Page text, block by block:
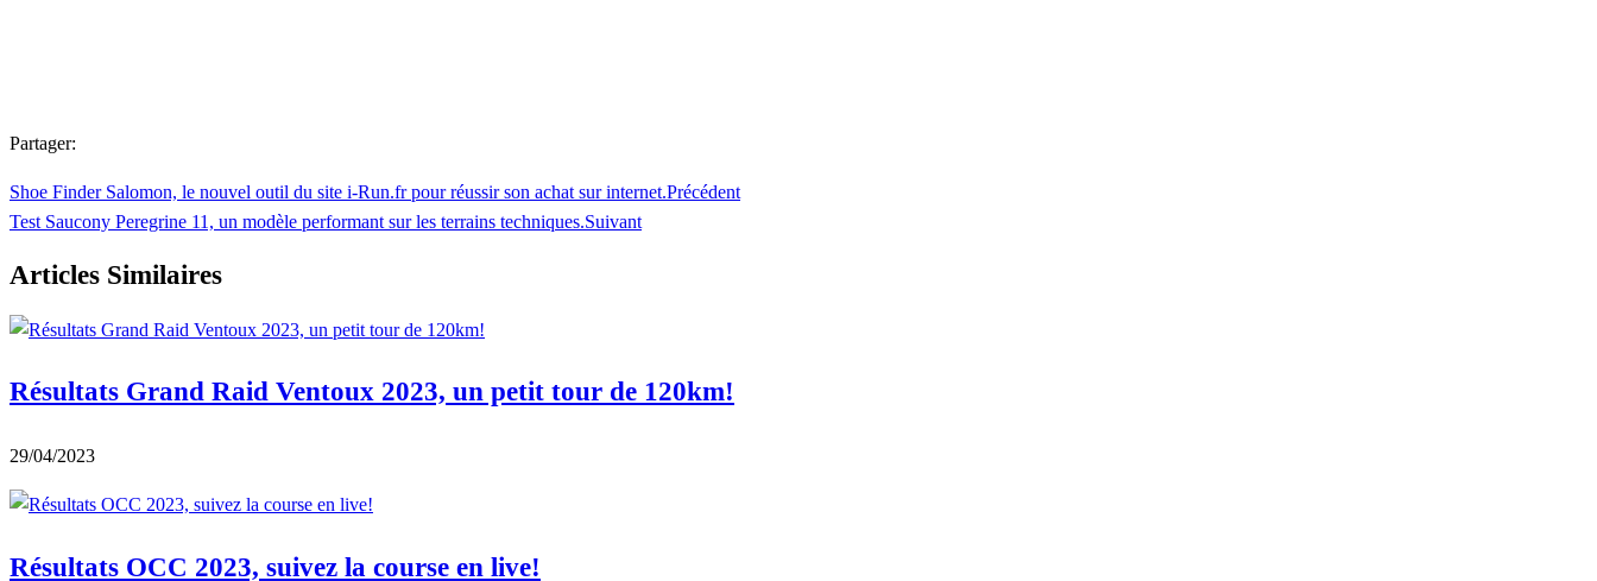
Partager:
Shoe Finder Salomon, le nouvel outil du site i-Run.fr pour réussir son achat sur internet.Précédent
Test Saucony Peregrine 11, un modèle performant sur les terrains techniques.Suivant
Articles Similaires
Résultats Grand Raid Ventoux 2023, un petit tour de 120km!
29/04/2023
Résultats OCC 2023, suivez la course en live!